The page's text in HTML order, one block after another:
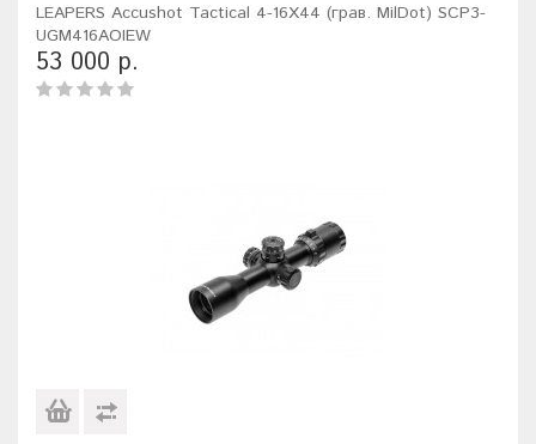
LEAPERS Accushot Tactical 4-16X44 (грав. MilDot) SCP3-
UGM416AOIEW
53 000 р.